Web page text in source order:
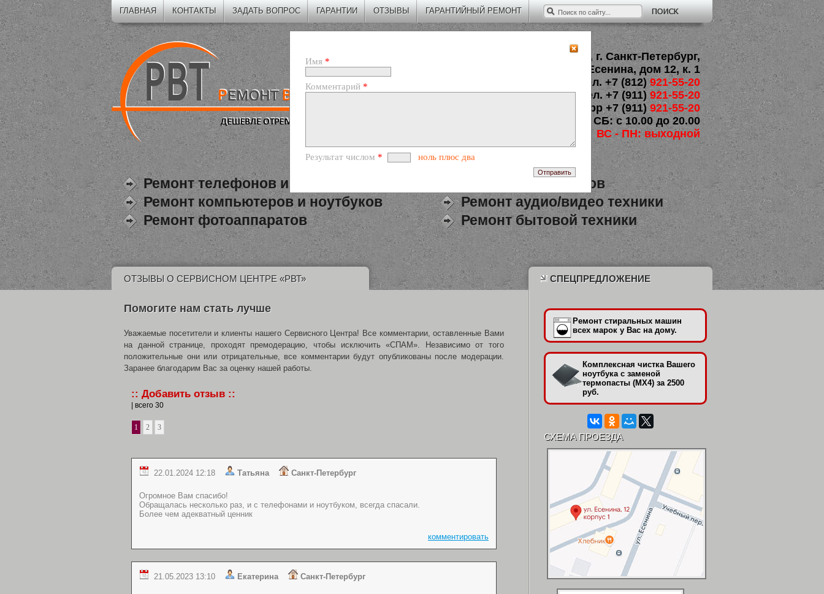
ГЛАВНАЯ КОНТАКТЫ ЗАДАТЬ ВОПРОС ГАРАНТИИ ОТЗЫВЫ ГАРАНТИЙНЫЙ РЕМОНТ
195257, г. Санкт-Петербург,
ул.Есенина, дом 12, к. 1
тел. +7 (812)921-55-20
тел. +7 (911)921-55-20
WhatsApp +7 (911)921-55-20
ВТ - СБ: с 10.00 до 20.00
ВС - ПН: выходной
Ремонт телефонов и планшетов
Ремонт телевизоров
Ремонт компьютеров и ноутбуков
Ремонт аудио/видео техники
Ремонт фотоаппаратов
Ремонт бытовой техники
ОТЗЫВЫ О СЕРВИСНОМ ЦЕНТРЕ «РВТ» СПЕЦПРЕДЛОЖЕНИЕ
Помогите нам стать лучше
Уважаемые посетители и клиенты нашего Сервисного Центра! Все комментарии, оставленные Вами
на данной странице, проходят премодерацию, чтобы исключить «СПАМ». Независимо от того
положительные они или отрицательные, все комментарии будут опубликованы после модерации.
Заранее благодарим Вас за оценку нашей работы.
Имя *
Комментарий *
Результат числом * ноль плюс два
:: Добавить отзыв ::
| всего 30
1 2 3
22.01.2024 12:18 Татьяна Санкт-Петербург
Огромное Вам спасибо!
Обращалась несколько раз, и с телефонами и ноутбуком, всегда спасали.
Более чем адекватный ценник
комментировать
21.05.2023 13:10 Екатерина Санкт-Петербург
Ремонт стиральных машин
всех марок у Вас на дому.
Комплексная чистка Вашего
ноутбука с заменой
термопасты (МХ4) за 2500
руб.
СХЕМА ПРОЕЗДА